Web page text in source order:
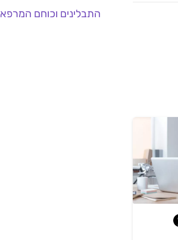
התבלינים וכוחם המרפא